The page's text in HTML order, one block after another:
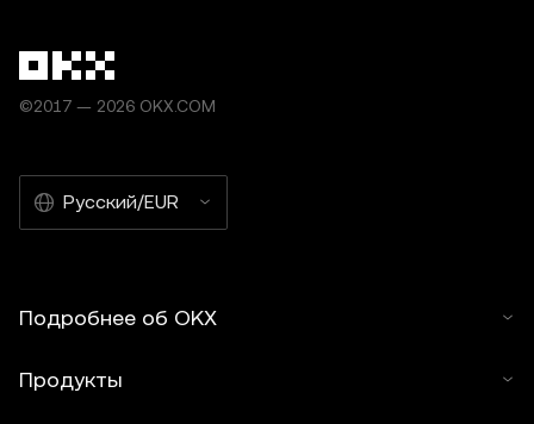
©2017 — 2026 OKX.COM
Русский/EUR
Подробнее об OKX
Продукты